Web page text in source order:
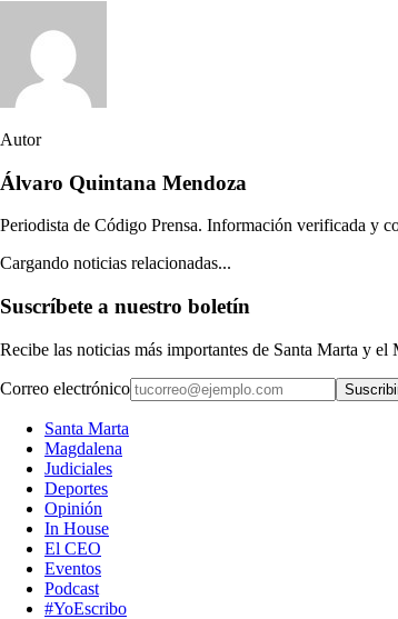
Autor
Álvaro Quintana Mendoza
Periodista de Código Prensa. Información verificada y
Cargando noticias relacionadas...
Suscríbete a nuestro boletín
Recibe las noticias más importantes de Santa Marta y
Correo electrónico
Santa Marta
Magdalena
Judiciales
Deportes
Opinión
In House
El CEO
Eventos
Podcast
#YoEscribo